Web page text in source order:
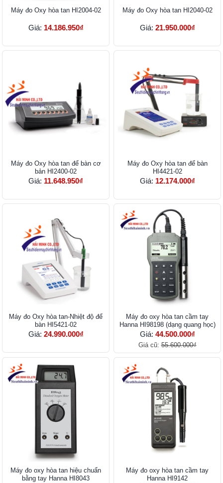
Máy đo Oxy hòa tan HI2004-02
Giá: 14.186.950₫
Máy đo Oxy hòa tan HI2040-02
Giá: 21.950.000₫
Máy đo Oxy hòa tan để bàn cơ
bản HI2400-02
Giá: 11.648.950₫
Máy đo Oxy hòa tan để bàn
HI4421-02
Giá: 12.174.000₫
Máy đo Oxy hòa tan-Nhiệt độ để
bàn HI5421-02
Giá: 24.990.000₫
Máy đo oxy hòa tan cầm tay
Hanna HI98198 (dạng quang học)
Giá: 44.500.000₫
Giá cũ:55.600.000₫
Máy đo oxy hòa tan hiệu chuẩn
bằng tay Hanna HI8043
Máy đo oxy hòa tan cầm tay
Hanna HI9142